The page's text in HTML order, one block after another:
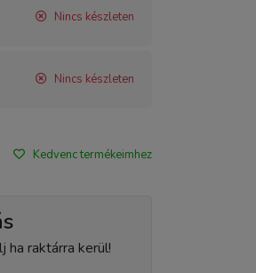
Nincs készleten
Nincs készleten
Kedvenc termékeimhez
ha raktárra kerül!